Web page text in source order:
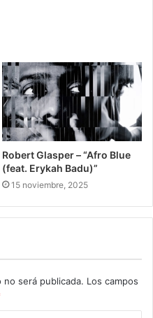
Robert Glasper – “Afro Blue
(feat. Erykah Badu)”
15 noviembre, 2025
será publicada. Los campos